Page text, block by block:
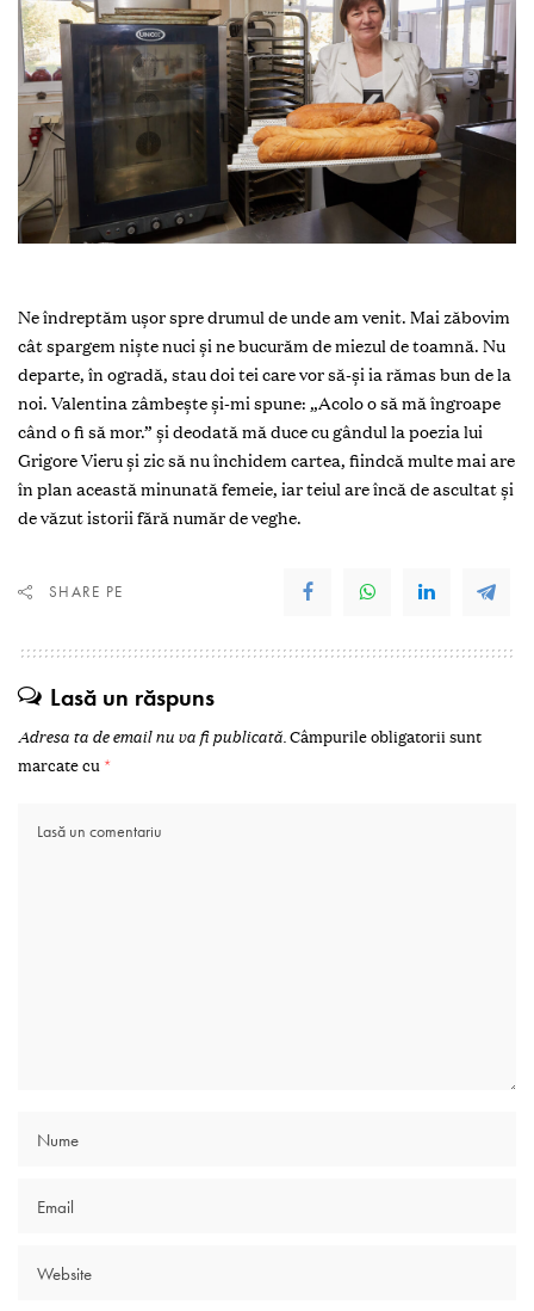
Ne îndreptăm ușor spre drumul de unde am venit. Mai zăbovim
cât spargem niște nuci și ne bucurăm de miezul de toamnă. Nu
departe, în ogradă, stau doi tei care vor să-și ia rămas bun de la
noi. Valentina zâmbește și-mi spune: „Acolo o să mă îngroape
când o fi să mor.” și deodată mă duce cu gândul la poezia lui
Grigore Vieru și zic să nu închidem cartea, fiindcă multe mai are
în plan această minunată femeie, iar teiul are încă de ascultat și
de văzut istorii fără număr de veghe.
SHARE PE
Lasă un răspuns
Adresa ta de email nu va fi publicată.Câmpurile obligatorii sunt
marcate cu *